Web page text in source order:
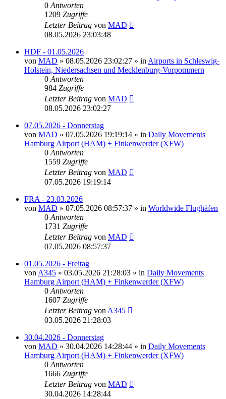
0 Antworten
1209 Zugriffe
Letzter Beitrag von MAD
08.05.2026 23:03:48
HDF - 01.05.2026
von MAD » 08.05.2026 23:02:27 » in Airports in Schleswig-
Holstein, Niedersachsen und Mecklenburg-Vorpommern
0 Antworten
984 Zugriffe
Letzter Beitrag von MAD
08.05.2026 23:02:27
07.05.2026 - Donnerstag
von MAD » 07.05.2026 19:19:14 » in Daily Movements
Hamburg Airport (HAM) + Finkenwerder (XFW)
0 Antworten
1559 Zugriffe
Letzter Beitrag von MAD
07.05.2026 19:19:14
FRA - 23.03.2026
von MAD » 07.05.2026 08:57:37 » in Worldwide Flughäfen
0 Antworten
1731 Zugriffe
Letzter Beitrag von MAD
07.05.2026 08:57:37
01.05.2026 - Freitag
von A345 » 03.05.2026 21:28:03 » in Daily Movements
Hamburg Airport (HAM) + Finkenwerder (XFW)
0 Antworten
1607 Zugriffe
Letzter Beitrag von A345
03.05.2026 21:28:03
30.04.2026 - Donnerstag
von MAD » 30.04.2026 14:28:44 » in Daily Movements
Hamburg Airport (HAM) + Finkenwerder (XFW)
0 Antworten
1666 Zugriffe
Letzter Beitrag von MAD
30.04.2026 14:28:44